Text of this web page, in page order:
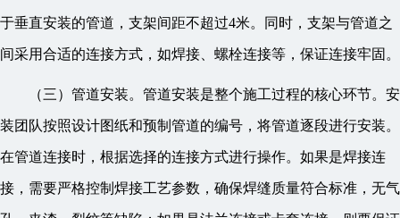
于垂直安装的管道，支架间距不超过4米。同时，支架与管道之
间采用合适的连接方式，如焊接、螺栓连接等，保证连接牢固。
（三）管道安装。管道安装是整个施工过程的核心环节。安
装团队按照设计图纸和预制管道的编号，将管道逐段进行安装。
在管道连接时，根据选择的连接方式进行操作。如果是焊接连
接，需要严格控制焊接工艺参数，确保焊缝质量符合标准，无气